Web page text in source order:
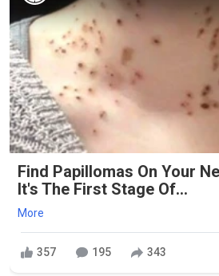
Find Papillomas On Your
It's The First Stage Of...
More
357 195 343